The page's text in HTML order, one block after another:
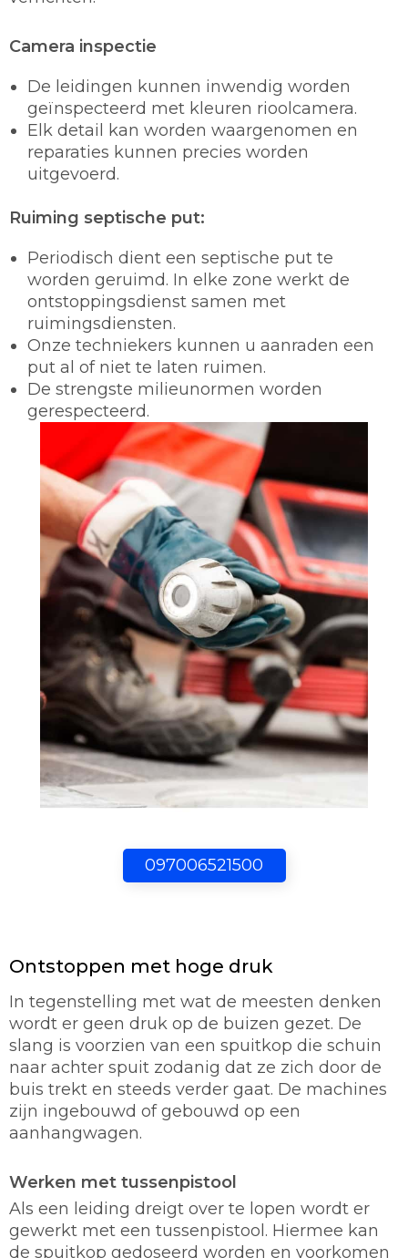
097006521500
Camera inspectie
De leidingen kunnen inwendig worden
geïnspecteerd met kleuren rioolcamera.
Elk detail kan worden waargenomen en
reparaties kunnen precies worden
uitgevoerd.
Ruiming septische put:
Periodisch dient een septische put te
worden geruimd. In elke zone werkt de
ontstoppingsdienst samen met
ruimingsdiensten.
Onze techniekers kunnen u aanraden een
put al of niet te laten ruimen.
De strengste milieunormen worden
gerespecteerd.
Ontstoppen met hoge druk
In tegenstelling met wat de meesten denken
wordt er geen druk op de buizen gezet. De
slang is voorzien van een spuitkop die schuin
naar achter spuit zodanig dat ze zich door de
buis trekt en steeds verder gaat. De machines
zijn ingebouwd of gebouwd op een
aanhangwagen.
Werken met tussenpistool
Als een leiding dreigt over te lopen wordt er
gewerkt met een tussenpistool. Hiermee kan
de spuitkop gedoseerd worden en voorkomen